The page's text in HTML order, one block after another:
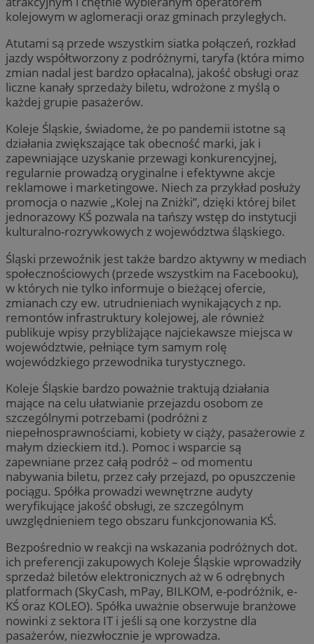
kolejowym w aglomeracji oraz gminach przyległych.
Atutami są przede wszystkim siatka połączeń, rozkład
jazdy współtworzony z podróżnymi, taryfa (która mimo
zmian nadal jest bardzo opłacalna), jakość obsługi oraz
liczne kanały sprzedaży biletu, wdrożone z myślą o
każdej grupie pasażerów.
Koleje Śląskie, świadome, że po pandemii istotne są
działania zwiększające tak obecność marki, jak i
zapewniające uzyskanie przewagi konkurencyjnej,
regularnie prowadzą oryginalne i efektywne akcje
reklamowe i marketingowe. Niech za przykład posłuży
promocja o nazwie „Kolej na Zniżki”, dzięki której bilet
jednorazowy KŚ pozwala na tańszy wstęp do instytucji
kulturalno-rozrywkowych z województwa śląskiego.
Śląski przewoźnik jest także bardzo aktywny w mediach
społecznościowych (przede wszystkim na Facebooku),
w których nie tylko informuje o bieżącej ofercie,
zmianach czy ew. utrudnieniach wynikających z np.
remontów infrastruktury kolejowej, ale również
publikuje wpisy przybliżające najciekawsze miejsca w
województwie, pełniące tym samym rolę
wojewódzkiego przewodnika turystycznego.
Koleje Śląskie bardzo poważnie traktują działania
mające na celu ułatwianie przejazdu osobom ze
szczególnymi potrzebami (podróżni z
niepełnosprawnościami, kobiety w ciąży, pasażerowie z
małym dzieckiem itd.). Pomoc i wsparcie są
zapewniane przez całą podróż – od momentu
nabywania biletu, przez cały przejazd, po opuszczenie
pociągu. Spółka prowadzi wewnętrzne audyty
weryfikujące jakość obsługi, ze szczególnym
uwzględnieniem tego obszaru funkcjonowania KŚ.
Bezpośrednio w reakcji na wskazania podróżnych dot.
ich preferencji zakupowych Koleje Śląskie wprowadziły
sprzedaż biletów elektronicznych aż w 6 odrębnych
platformach (SkyCash, mPay, BILKOM, e-podróżnik, e-
KŚ oraz KOLEO). Spółka uważnie obserwuje branżowe
nowinki z sektora IT i jeśli są one korzystne dla
pasażerów, niezwłocznie je wprowadza.